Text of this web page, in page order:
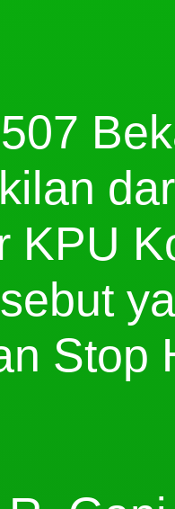
KPU
Stop